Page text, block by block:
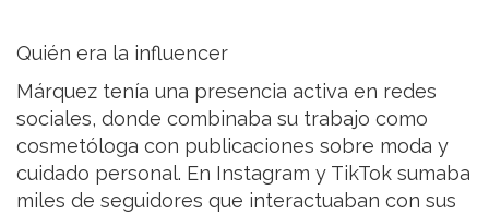
Quién era la influencer
Márquez tenía una presencia activa en redes
sociales, donde combinaba su trabajo como
cosmetóloga con publicaciones sobre moda y
cuidado personal. En Instagram y TikTok sumaba
miles de seguidores que interactuaban con sus